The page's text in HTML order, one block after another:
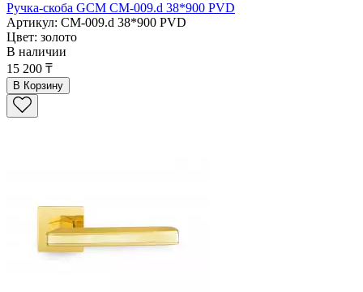
Ручка-скоба GCM СМ-009.d 38*900 PVD
Артикул: СМ-009.d 38*900 PVD
Цвет: золото
В наличии
15 200 ₸
В Корзину